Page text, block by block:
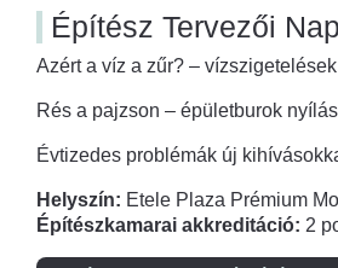
Építész Tervezői
Azért a víz a zűr? –
Rés a pajzson – épületburok
Évtizedes problémák új
Helyszín: Etele Plaza Prémium
Építészkamarai akkreditáció: 2